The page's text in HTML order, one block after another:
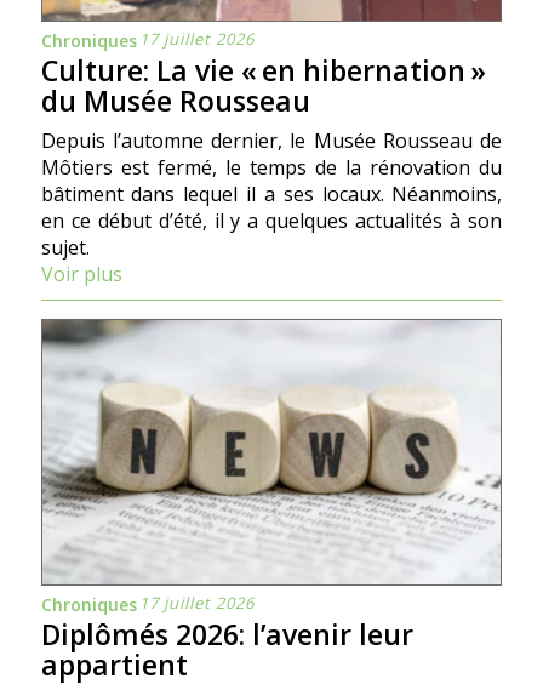
Chroniques 17 juillet 2026
Culture: La vie « en hibernation »
du Musée Rousseau
Depuis l’automne dernier, le Musée Rousseau de
Môtiers est fermé, le temps de la rénovation du
bâtiment dans lequel il a ses locaux. Néanmoins,
en ce début d’été, il y a quelques actualités à son
sujet.
Voir plus
Chroniques 17 juillet 2026
Diplômés 2026: l’avenir leur
appartient